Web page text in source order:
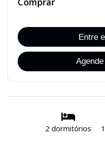
Entre
2 dormitórios